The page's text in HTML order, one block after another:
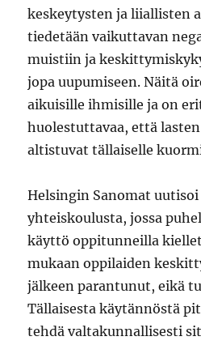
keskeytysten ja liiallisten
tiedetään vaikuttavan
muistiin ja
jopa uupumiseen. Näitä
aikuisille ihmisille ja on
huolestuttavaa, että
altistuvat tällaiselle
Helsingin Sanomat uutisoi
yhteiskoulusta, jossa
käyttö oppitunneilla
mukaan oppilaiden
jälkeen parantunut, eikä
Tällaisesta käytännöstä
tehdä valtakunnallisesti